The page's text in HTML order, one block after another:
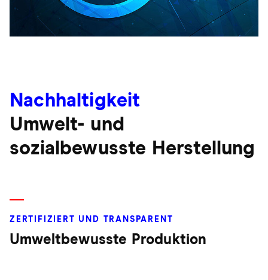
Nachhaltigkeit
Umwelt- und
sozialbewusste Herstellung
ZERTIFIZIERT UND TRANSPARENT
Umweltbewusste Produktion